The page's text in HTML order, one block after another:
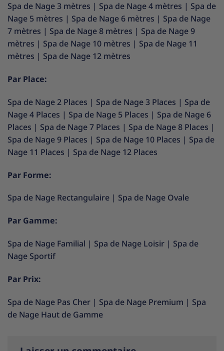
Spa de Nage 3 mètres | Spa de Nage 4 mètres | Spa de
Nage 5 mètres | Spa de Nage 6 mètres | Spa de Nage
7 mètres | Spa de Nage 8 mètres | Spa de Nage 9
mètres | Spa de Nage 10 mètres | Spa de Nage 11
mètres | Spa de Nage 12 mètres
Par Place:
Spa de Nage 2 Places | Spa de Nage 3 Places | Spa de
Nage 4 Places | Spa de Nage 5 Places | Spa de Nage 6
Places | Spa de Nage 7 Places | Spa de Nage 8 Places |
Spa de Nage 9 Places | Spa de Nage 10 Places | Spa de
Nage 11 Places | Spa de Nage 12 Places
Par Forme:
Spa de Nage Rectangulaire | Spa de Nage Ovale
Par Gamme:
Spa de Nage Familial | Spa de Nage Loisir | Spa de
Nage Sportif
Par Prix:
Spa de Nage Pas Cher | Spa de Nage Premium | Spa
de Nage Haut de Gamme